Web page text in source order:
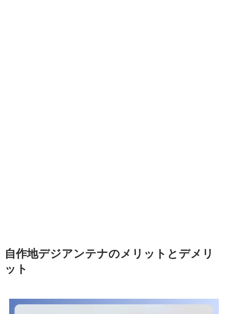
自作地デジアンテナのメリットとデメリ
ット